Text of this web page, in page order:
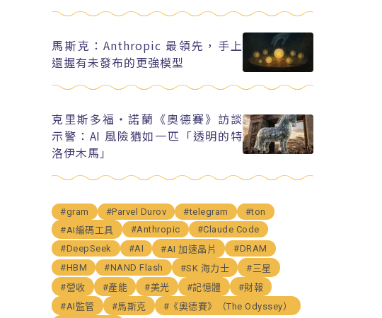
馬斯克：Anthropic 最領先，手上
還握有未發布的更強模型
克里斯多福・諾蘭《奧德賽》訪談
示警：AI 風險猶如一匹「透明的特
洛伊木馬」
#gram #Parvel Durov #telegram
#ton
#AI編碼工具
#Anthropic
#Claude Code
#DeepSeek
#AI #AI 加速晶片
#DRAM
#HBM
#NAND Flash #SK 海力士
#三星
#營收
#產能 #美光 #記憶體
#財報
#AI監管
#馬斯克
#《奧德賽》（The Odyssey）